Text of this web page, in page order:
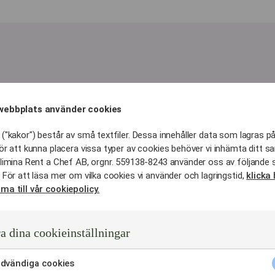
– HANDPLOCKADE FAVORITER FÖR VARJE SMAKPALETT
mingelmat för ditt
själen
firanden i Norrort.
kavringsnittar med prästost och klassiska laxsnittar med
fikon eller krispiga flarn med najadlax. Det perfekta
använder cookies
består av små textfiler. Dessa innehåller data som lagras
att kunna placera vissa typer av cookies behöver vi inhämta ditt
Rent a Chef AB, orgnr. 559138-8243 använder oss av följande
att läsa mer om vilka cookies vi använder och lagringstid, klicka
till vår cookiepolicy.
dina cookieinställningar
cookies